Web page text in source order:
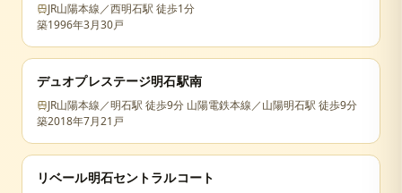
JR山陽本線／西明石駅 徒歩1分
築1996年3月30戸
デュオプレステージ明石駅南
JR山陽本線／明石駅 徒歩9分 山陽電鉄本線／山陽明石駅 徒歩9分
築2018年7月21戸
リベール明石セントラルコート